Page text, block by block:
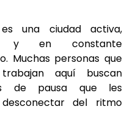
una ciudad activa,
y en constante
Muchas personas que
aquí buscan
de pausa que les
del ritmo